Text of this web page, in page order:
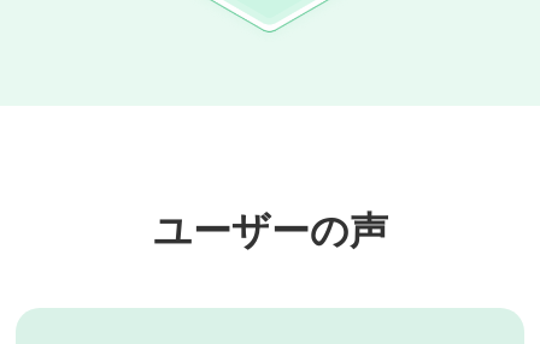
ユーザーの声